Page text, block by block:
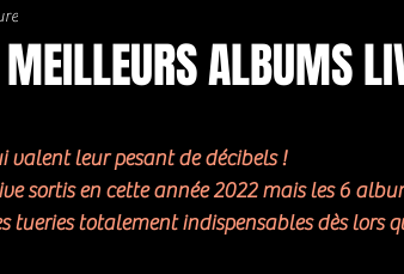
Blues
ALBUMS
valent leur pesant de décibels !
sortis en cette année 2022 mais les 6
tueries totalement indispensables dès lors